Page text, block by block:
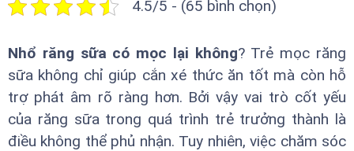
4.5/5 - (65 bình chọn)
Nhổ răng sữa có mọc lại không? Trẻ mọc răng
sữa không chỉ giúp cắn xé thức ăn tốt mà còn hỗ
trợ phát âm rõ ràng hơn. Bởi vậy vai trò cốt yếu
của răng sữa trong quá trình trẻ trưởng thành là
điều không thể phủ nhận. Tuy nhiên, việc chăm sóc